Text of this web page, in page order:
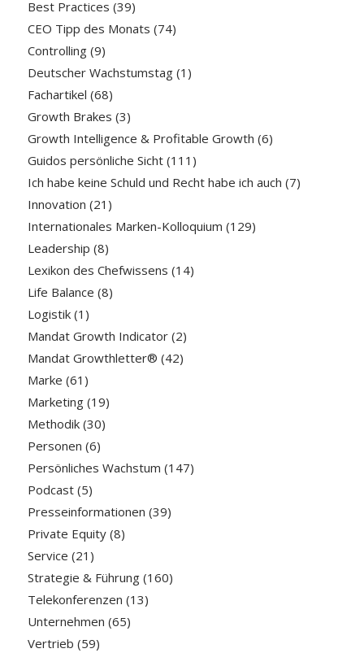
Best Practices (39)
CEO Tipp des Monats (74)
Controlling(9)
Deutscher Wachstumstag(1)
Fachartikel (68)
Growth Brakes (3)
Growth Intelligence & Profitable Growth (6)
Guidos persönliche Sicht(111)
Ich habe keine Schuld und Recht habe ich auch (7)
Innovation (21)
Internationales Marken-Kolloquium (129)
Leadership (8)
Lexikon des Chefwissens (14)
Life Balance (8)
Logistik(1)
Mandat Growth Indicator(2)
Mandat Growthletter® (42)
Marke (61)
Marketing(19)
Methodik(30)
Personen (6)
Persönliches Wachstum (147)
Podcast(5)
Presseinformationen (39)
Private Equity(8)
Service (21)
Strategie & Führung(160)
Telekonferenzen (13)
Unternehmen (65)
Vertrieb (59)